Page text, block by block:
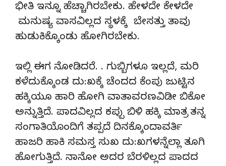
ಭೀತಿ ಇನ್ನೂ ಹೆಚ್ಚಾಗಿರಬೇಕು. ಹೇಳದೇ ಕೇಳದೇ
ಮನುಷ್ಯ ವಾಸವಿಲ್ಲದ ಸ್ಥಳಕ್ಕೆ ಬೇಸತ್ತು ತಾವು
ಹುಡುಕಿಕ್ಕೊಂಡು ಹೋಗಿರಬೇಕು.
ಇಲ್ಲಿ ಈಗ ನೋಡಿದರೆ. . ಗುಬ್ಬಿಗಳೂ ಇಲ್ಲದೆ, ಮರಿ
ಕಳೆದುಕ್ಕೊಂಡ ದು:ಖಕ್ಕೆ ಚೆಂದದ ಕೆಂಪು ಜುಟ್ಟಿನ
ಹಕ್ಕಿಯೂ ಹಾರಿ ಹೋಗಿ ವಾತಾವರಣವಿಡೀ ಬಿಕೋ
ಅನ್ನುತ್ತಿದೆ. ಪಾದವಿಲ್ಲದ ಕಪ್ಪು ಬಿಳಿ ಹಕ್ಕಿ ಮಾತ್ರ ತನ್ನ
ಸಂಗಾತಿಯೊಂದಿಗೆ ತಪ್ಪದೆ ದಿನಕ್ಕೊಂದಾವರ್ತಿ
ಹಾಜರಿ ಹಾಕಿ ಸಮಸ್ತ ಸುಖ ದು:ಖಗಳನ್ನೆಲ್ಲಾ ತೂಗಿ
ಹೋಗುತ್ತಿದೆ. ನಾನೋ ಅದರ ಬೆರಳಿಲ್ಲದ ಪಾದದ